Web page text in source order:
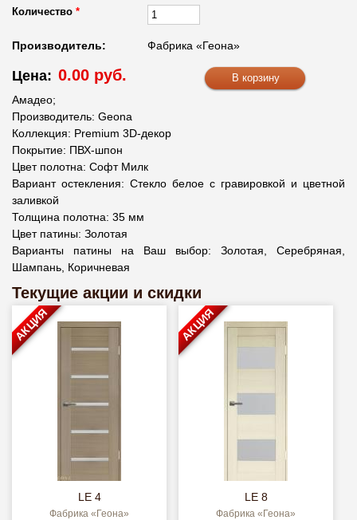
Количество *
Производитель: Фабрика «Геона»
Цена: 0.00 руб.
Амадео;
Производитель: Geona
Коллекция: Premium 3D-декор
Покрытие: ПВХ-шпон
Цвет полотна: Софт Милк
Вариант остекления: Стекло белое с гравировкой и цветной
заливкой
Толщина полотна: 35 мм
Цвет патины: Золотая
Варианты патины на Ваш выбор: Золотая, Серебряная,
Шампань, Коричневая
Текущие акции и скидки
LE 4
Фабрика «Геона»
АКЦИЯ
LE 8
Фабрика «Геона»
АКЦИЯ